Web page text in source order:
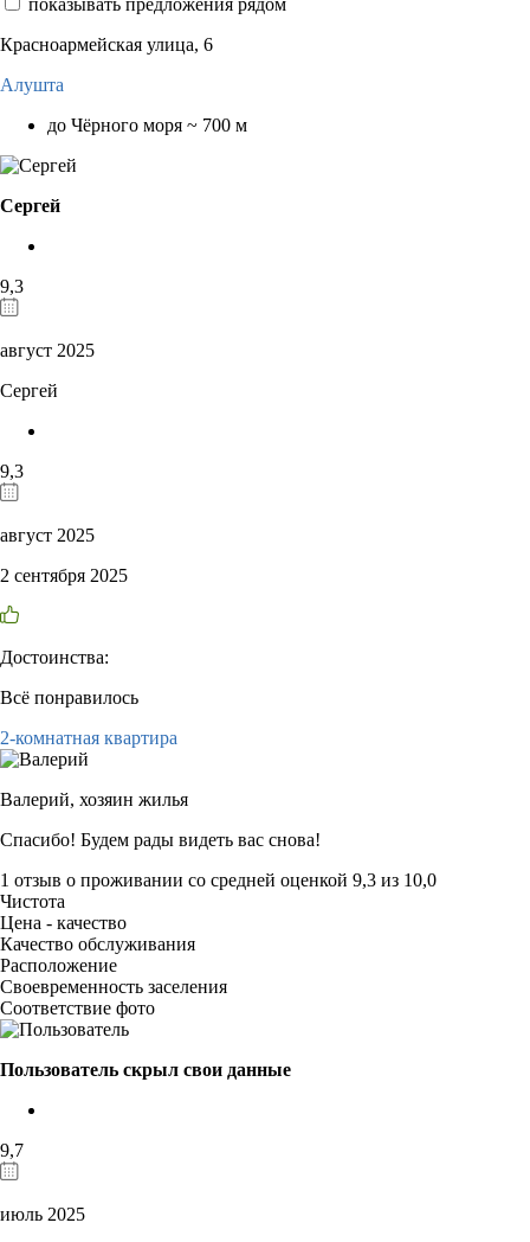
Красноармейская улица, 6
Алушта
до Чёрного моря ~ 700 м
Сергей
9,3
август 2025
Сергей
9,3
август 2025
2 сентября 2025
Достоинства:
Всё понравилось
2-комнатная квартира
Валерий, хозяин жилья
Спасибо! Будем рады видеть вас снова!
1 отзыв о проживании со средней оценкой 9,3 из 10,0
Чистота
Цена - качество
Качество обслуживания
Расположение
Своевременность заселения
Соответствие фото
Пользователь скрыл свои данные
9,7
июль 2025